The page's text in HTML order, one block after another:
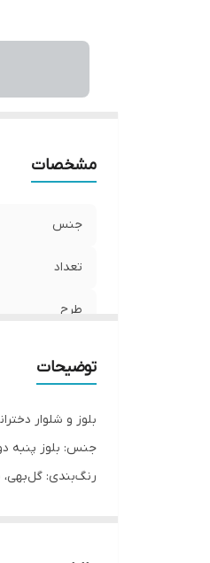
مشخصات
جنس
تعداد
طرح
توضیحات
بلوز و شلوار
جنس: بلوز پنبه
رنگ‌بندی: گل‌بهی،